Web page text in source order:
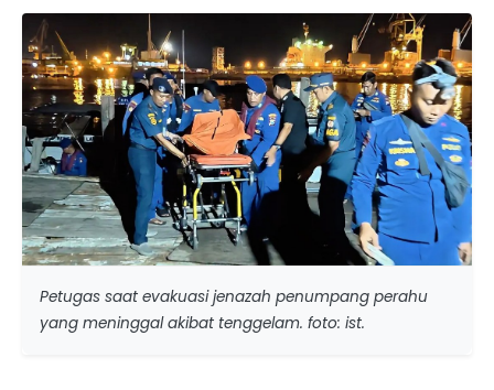
Petugas saat evakuasi jenazah penumpang perahu
yang meninggal akibat tenggelam. foto: ist.